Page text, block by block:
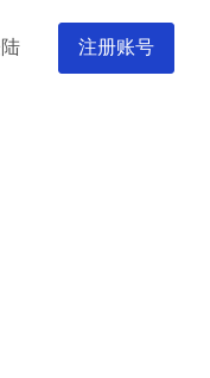
注册账号